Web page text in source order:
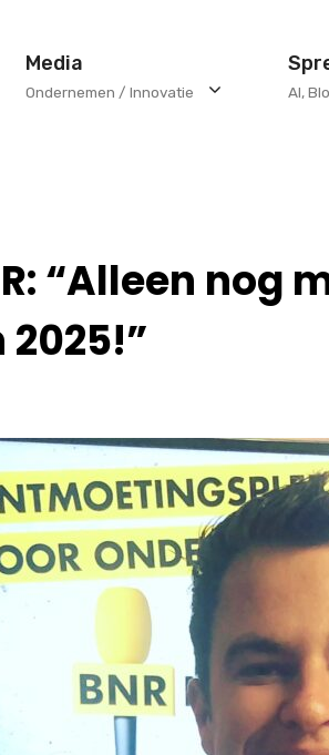
Media
Ondernemen / Innovatie AI,
“Alleen nog